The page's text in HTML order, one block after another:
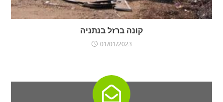
קונה ברזל בנתניה
01/01/2023